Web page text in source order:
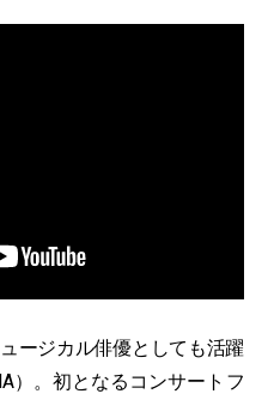
ージカル俳優としても活躍
）。初となるコンサートフ